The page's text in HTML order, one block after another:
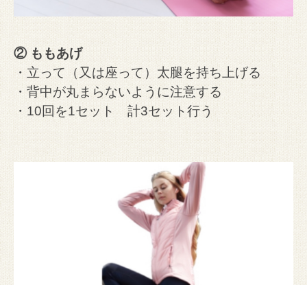
② ももあげ
・立って（又は座って）太腿を持ち上げる
・背中が丸まらないように注意する
・10回を1セット 計3セット行う